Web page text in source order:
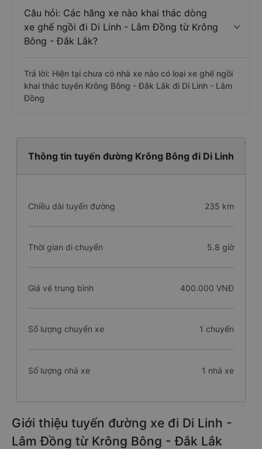
Câu hỏi: Các hãng xe nào khai thác dòng
xe ghế ngồi đi Di Linh - Lâm Đồng từ Krông
Bông - Đắk Lắk?
Trả lời: Hiện tại chưa có nhà xe nào có loại xe ghế ngồi
khai thác tuyến Krông Bông - Đắk Lắk đi Di Linh - Lâm
Đồng
Thông tin tuyến đường Krông Bông đi Di Linh
Chiều dài tuyến đường 235 km
Thời gian di chuyển 5.8 giờ
Giá vé trung bình 400.000 VNĐ
Số lượng chuyến xe 1 chuyến
Số lượng nhà xe 1 nhà xe
Giới thiệu tuyến đường xe đi Di Linh -
Lâm Đồng từ Krông Bông - Đắk Lắk